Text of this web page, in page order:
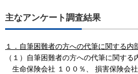
主なアンケート調査結果
１．自筆困難者の方への代筆に関する内
（１）自筆困難者の方への代筆に関する
生命保険会社 １００％、 損害保険会